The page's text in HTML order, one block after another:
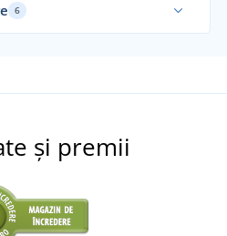
6
și premii